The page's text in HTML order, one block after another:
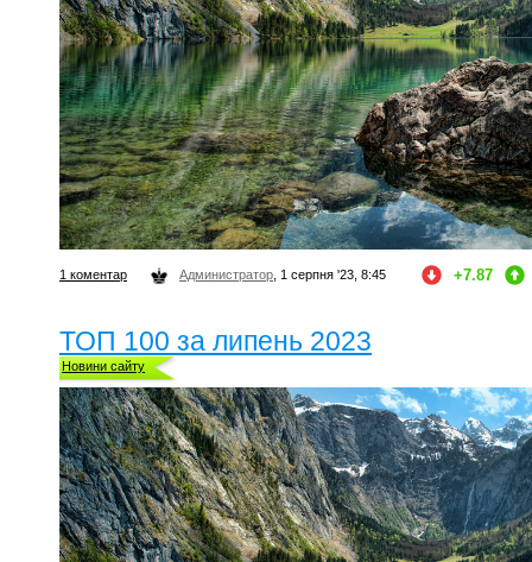
1 коментар Администратор , 1 серпня '23, 8:45 +7.87
ТОП 100 за липень 2023
Новини сайту